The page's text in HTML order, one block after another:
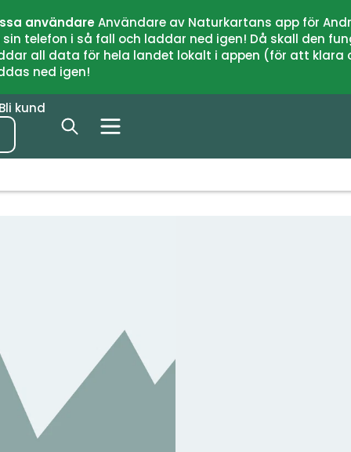
användareAnvändare av Naturkartans app för
telefon i så fall och laddar ned igen! Då skall den
all data för hela landet lokalt i appen (för att
ned igen!
Bli kund